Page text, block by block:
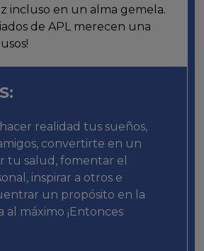
incluso en un alma gemela.
de APL merecen una
realidad tus sueños,
convertirte en un
tu salud, fomentar el
inspirar a otros e
un propósito en la
al máximo ¡Entonces